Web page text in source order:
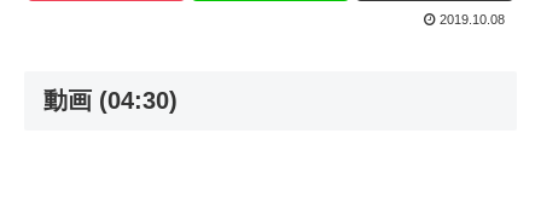
2019.10.08
動画 (04:30)